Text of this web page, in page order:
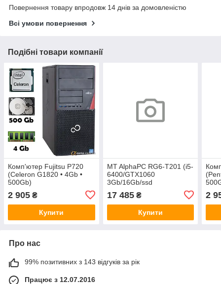
Повернення товару впродовж 14 днів за домовленістю
Всі умови повернення
Подібні товари компанії
Комп'ютер Fujitsu P720
(Celeron G1820 • 4Gb •
500Gb)
2 905 ₴
Купити
MT AlphaPC RG6-T201 (i5-
6400/GTX1060
3Gb/16Gb/ssd
17 485₴
Купити
2
Про нас
99% позитивних з 143 відгуків за рік
Працює з 12.07.2016